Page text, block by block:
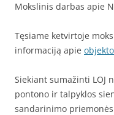
Mokslinis darbas apie
Tęsiame ketvirtoje
informaciją apie
Siekiant sumažinti LOJ
pontono ir talpyklos
sandarinimo priemonės